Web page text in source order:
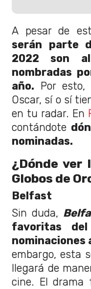
A pesar de
serán parte
2022 son
nombradas
año. Por
Oscar, sí o sí
en tu radar. En
contándote
nominadas.
¿Dónde ver
Globos de
Belfast
Sin duda,
favoritas
nominaciones
embargo, esta
llegará de
cine. El drama